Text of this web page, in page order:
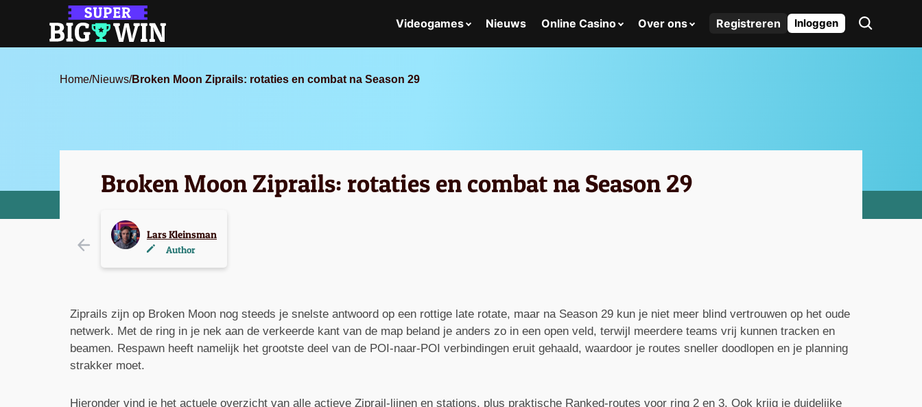
Videogames Nieuws Online Casino Over ons Registreren Inloggen
Home/Nieuws/Broken Moon Ziprails: rotaties en combat na Season 29
Broken Moon Ziprails: rotaties en combat na Season 29
Lars Kleinsman
Author
Ziprails zijn op Broken Moon nog steeds je snelste antwoord op een rottige late rotate, maar na Season 29 kun je niet meer blind vertrouwen op het oude
netwerk. Met de ring in je nek aan de verkeerde kant van de map beland je anders zo in een open veld, terwijl meerdere teams vrij kunnen tracken en
beamen. Respawn heeft namelijk het grootste deel van de POI-naar-POI verbindingen eruit gehaald, waardoor je routes sneller doodlopen en je planning
strakker moet.
Hieronder vind je het actuele overzicht van alle actieve Ziprail-lijnen en stations, plus praktische Ranked-routes voor ring 2 en 3. Ook krijg je duidelijke